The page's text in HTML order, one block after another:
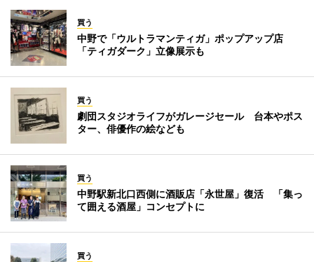
買う
中野で「ウルトラマンティガ」ポップアップ店
「ティガダーク」立像展示も
買う
劇団スタジオライフがガレージセール 台本やポス
ター、俳優作の絵なども
買う
中野駅新北口西側に酒販店「永世屋」復活 「集っ
て囲える酒屋」コンセプトに
買う